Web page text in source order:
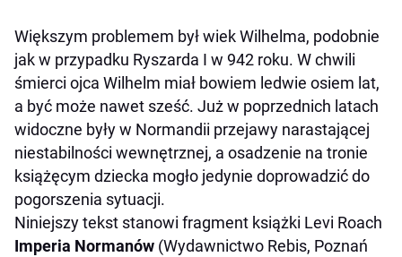
Większym problemem był wiek Wilhelma, podobnie
jak w przypadku Ryszarda I w 942 roku. W chwili
śmierci ojca Wilhelm miał bowiem ledwie osiem lat,
a być może nawet sześć. Już w poprzednich latach
widoczne były w Normandii przejawy narastającej
niestabilności wewnętrznej, a osadzenie na tronie
książęcym dziecka mogło jedynie doprowadzić do
pogorszenia sytuacji.
Niniejszy tekst stanowi fragment książki Levi Roach
Imperia Normanów (Wydawnictwo Rebis, Poznań